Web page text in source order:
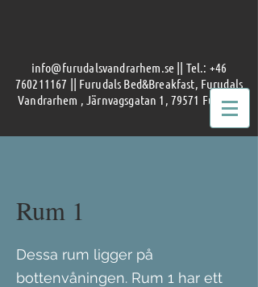
info@furudalsvandrarhem.se || Tel.: +46
760211167 || Furudals Bed&Breakfast, Furudals
Vandrarhem , Järnvagsgatan 1, 79571 Furudal
Rum 1
Dessa rum ligger på
bottenvåningen. Rum 1 har ett